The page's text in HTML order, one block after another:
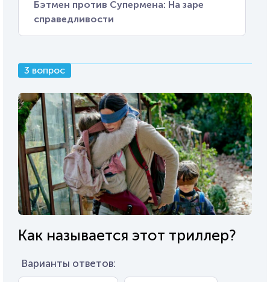
Бэтмен против Супермена: На заре
справедливости
3 вопрос
Как называется этот триллер?
Варианты ответов: